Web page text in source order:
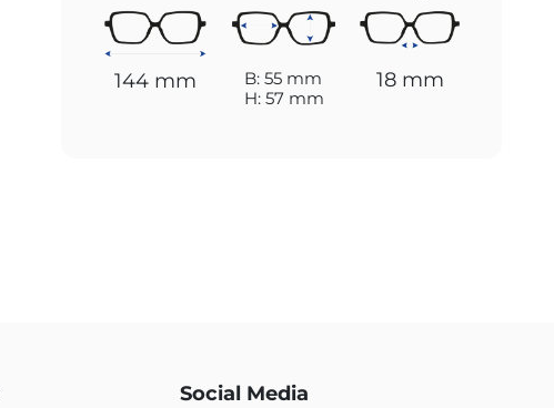
144 mm
B: 55 mm
H: 57 mm
18 mm
Social Media